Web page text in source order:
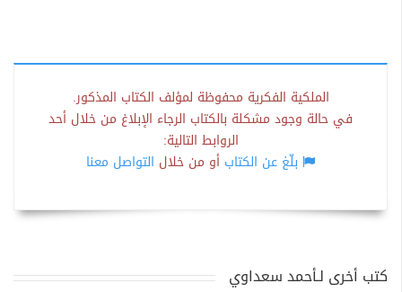
الملكية الفكرية محفوظة لمؤلف الكتاب المذكور.
في حالة وجود مشكلة بالكتاب الرجاء الإبلاغ من خلال أحد
الروابط التالية:
بلّغ عن الكتاب أو من خلال التواصل معنا
كتب أخرى لـأحمد سعداوي